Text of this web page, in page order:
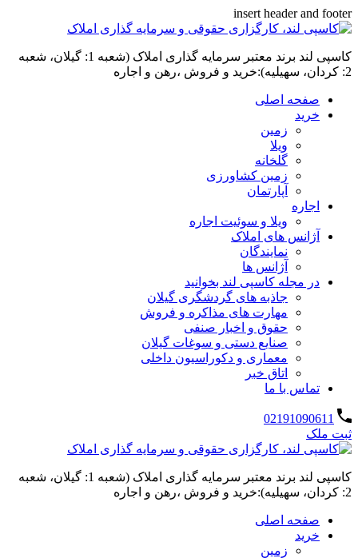
insert header and footer
کاسپی لند برند معتبر سرمایه گذاری املاک (شعبه 1: گیلان، شعبه
2: کردان، سهیلیه):خرید و فروش ،رهن و اجاره
صفحه اصلی
خرید
زمین
ویلا
گلخانه
زمین کشاورزی
آپارتمان
اجاره
ویلا و سوئیت اجاره
آژانس های املاک
نمایندگان
آژانس ها
در مجله کاسپی لند بخوانید
جاذبه های گردشگری گیلان
مهارت های مذاکره و فروش
حقوق و اخبار صنفی
صنایع دستی و سوغات گیلان
معماری و دکوراسیون داخلی
اتاق خبر
تماس با ما
02191090611
ثبت ملک
کاسپی لند برند معتبر سرمایه گذاری املاک (شعبه 1: گیلان، شعبه
2: کردان، سهیلیه):خرید و فروش ،رهن و اجاره
صفحه اصلی
خرید
زمین